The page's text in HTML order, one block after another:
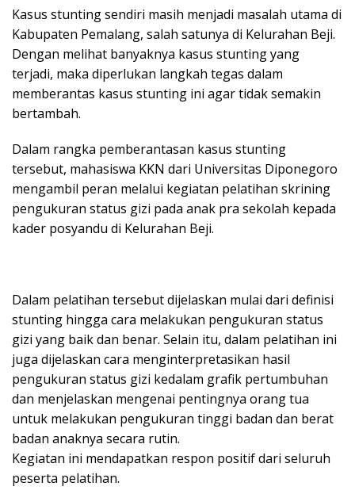
Kasus stunting sendiri masih menjadi masalah utama di
Kabupaten Pemalang, salah satunya di Kelurahan Beji.
Dengan melihat banyaknya kasus stunting yang
terjadi, maka diperlukan langkah tegas dalam
memberantas kasus stunting ini agar tidak semakin
bertambah.
Dalam rangka pemberantasan kasus stunting
tersebut, mahasiswa KKN dari Universitas Diponegoro
mengambil peran melalui kegiatan pelatihan skrining
pengukuran status gizi pada anak pra sekolah kepada
kader posyandu di Kelurahan Beji.
Dalam pelatihan tersebut dijelaskan mulai dari definisi
stunting hingga cara melakukan pengukuran status
gizi yang baik dan benar. Selain itu, dalam pelatihan ini
juga dijelaskan cara menginterpretasikan hasil
pengukuran status gizi kedalam grafik pertumbuhan
dan menjelaskan mengenai pentingnya orang tua
untuk melakukan pengukuran tinggi badan dan berat
badan anaknya secara rutin.
Kegiatan ini mendapatkan respon positif dari seluruh
peserta pelatihan.